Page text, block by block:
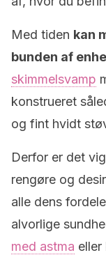
Med tiden kan
bunden af
skimmelsvamp
konstrueret
og fint hvidt
Derfor er det
rengøre og
alle dens
alvorlige
med astma